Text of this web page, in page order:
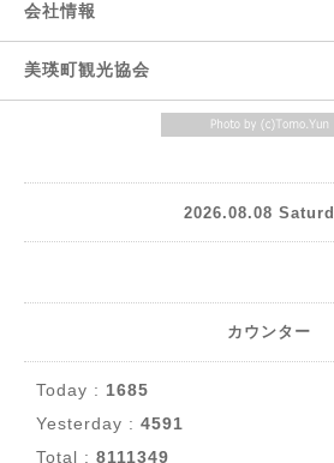
会社情報
美瑛町観光協会
2026.08.08
カウンター
Today : 1685
Yesterday : 4591
Total : 8111349